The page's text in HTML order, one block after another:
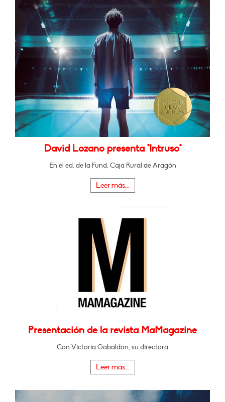
David Lozano presenta "Intruso"
En el ed. de la Fund. Caja Rural de Aragón
Leer más...
Presentación de la revista MaMagazine
Con Victoria Gabaldón, su directora
Leer más...